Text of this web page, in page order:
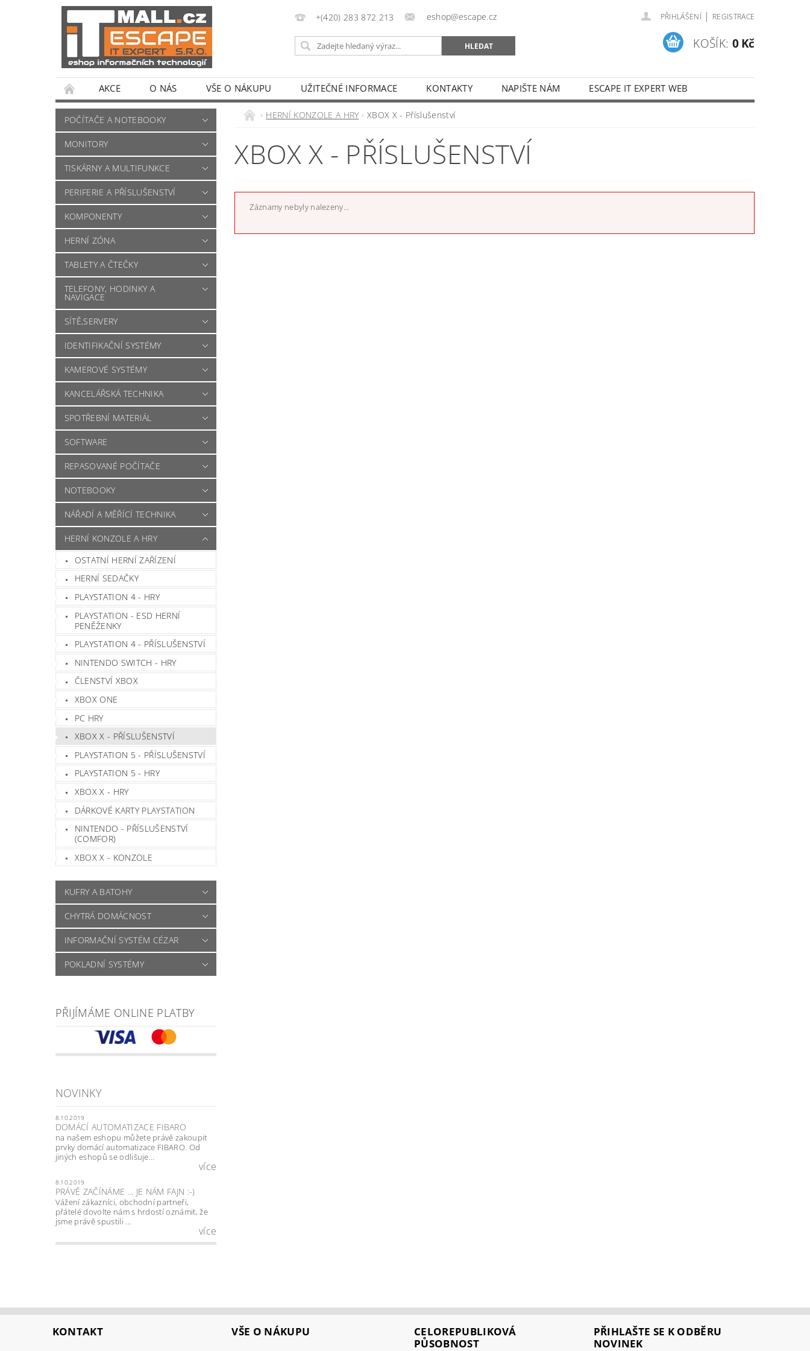
+(420) 283 872 213 eshop@escape.cz PŘIHLÁŠENÍ | REGISTRACE
KOŠÍK: 0 Kč
AKCE O NÁS VŠE O NÁKUPU UŽITEČNÉ INFORMACE KONTAKTY NAPIŠTE NÁM ESCAPE IT EXPERT WEB
POČÍTAČE A NOTEBOOKY
MONITORY
TISKÁRNY A MULTIFUNKCE
PERIFERIE A PŘÍSLUŠENSTVÍ
KOMPONENTY
HERNÍ ZÓNA
TABLETY A ČTEČKY
TELEFONY, HODINKY A
NAVIGACE
SÍTĚ,SERVERY
IDENTIFIKAČNÍ SYSTÉMY
KAMEROVÉ SYSTÉMY
KANCELÁŘSKÁ TECHNIKA
SPOTŘEBNÍ MATERIÁL
SOFTWARE
REPASOVANÉ POČÍTAČE
NOTEBOOKY
NÁŘADÍ A MĚŘÍCÍ TECHNIKA
HERNÍ KONZOLE A HRY
OSTATNÍ HERNÍ ZAŘÍZENÍ
HERNÍ SEDAČKY
PLAYSTATION 4 - HRY
PLAYSTATION - ESD HERNÍ
PENĚŽENKY
PLAYSTATION 4 - PŘÍSLUŠENSTVÍ
NINTENDO SWITCH - HRY
ČLENSTVÍ XBOX
XBOX ONE
PC HRY
XBOX X - PŘÍSLUŠENSTVÍ
PLAYSTATION 5 - PŘÍSLUŠENSTVÍ
PLAYSTATION 5 - HRY
XBOX X - HRY
DÁRKOVÉ KARTY PLAYSTATION
NINTENDO - PŘÍSLUŠENSTVÍ
(COMFOR)
XBOX X - KONZOLE
KUFRY A BATOHY
CHYTRÁ DOMÁCNOST
INFORMAČNÍ SYSTÉM CÉZAR
POKLADNÍ SYSTÉMY
PŘIJÍMÁME ONLINE PLATBY
NOVINKY
8.10.2019
DOMÁCÍ AUTOMATIZACE FIBARO
na našem eshopu můžete právě zakoupit
prvky domácí automatizace FIBARO. Od
jiných eshopů se odlišuje...
více
8.10.2019
PRÁVĚ ZAČÍNÁME ... JE NÁM FAJN :-)
Vážení zákazníci, obchodní partneři,
přátelé dovolte nám s hrdostí oznámit, že
jsme právě spustili ...
více
HERNÍ KONZOLE A HRY XBOX X - Příslušenství
XBOX X - PŘÍSLUŠENSTVÍ
Záznamy nebyly nalezeny...
KONTAKT VŠE O NÁKUPU
CELOREPUBLIKOVÁ
PŮSOBNOST
PŘIHLAŠTE SE K ODBĚRU
NOVINEK